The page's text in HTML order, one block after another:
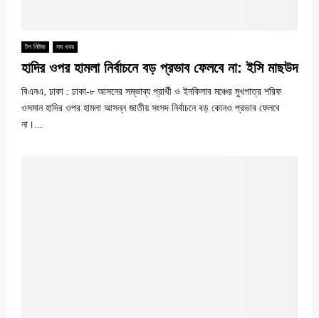
টপ নিউজ সব খবর
হাদির ওপর হামলা নির্বাচনে বড় প্রভাব ফেলবে না: ইসি মাছউদ
বিএনএ, ঢাকা : ঢাকা-৮ আসনের সম্ভাব্য প্রার্থী ও ইনকিলাব মঞ্চের মুখপাত্র শরিফ
ওসমান হাদির ওপর হামলা আসন্ন জাতীয় সংসদ নির্বাচনে বড় কোনও প্রভাব ফেলবে
না।...